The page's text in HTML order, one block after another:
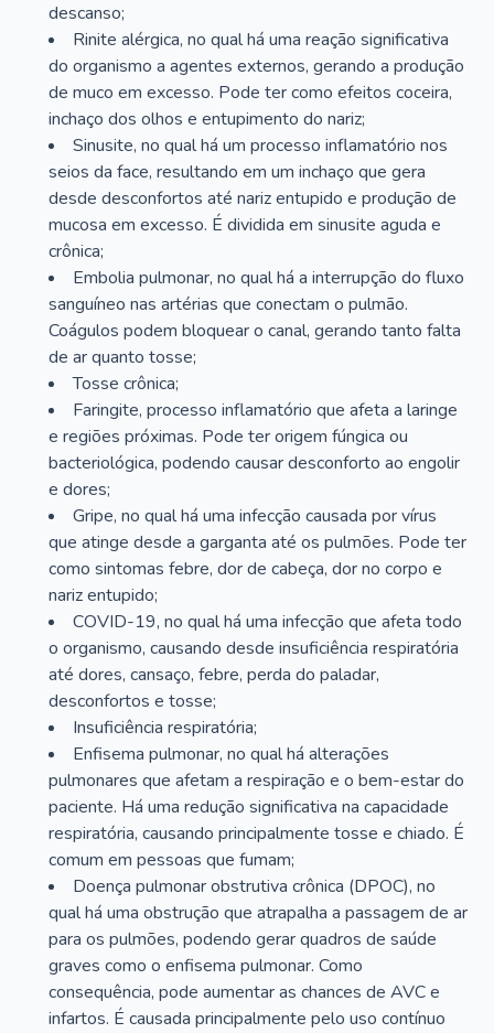
descanso;
Rinite alérgica, no qual há uma reação significativa
do organismo a agentes externos, gerando a produção
de muco em excesso. Pode ter como efeitos coceira,
inchaço dos olhos e entupimento do nariz;
Sinusite, no qual há um processo inflamatório nos
seios da face, resultando em um inchaço que gera
desde desconfortos até nariz entupido e produção de
mucosa em excesso. É dividida em sinusite aguda e
crônica;
Embolia pulmonar, no qual há a interrupção do fluxo
sanguíneo nas artérias que conectam o pulmão.
Coágulos podem bloquear o canal, gerando tanto falta
de ar quanto tosse;
Tosse crônica;
Faringite, processo inflamatório que afeta a laringe
e regiões próximas. Pode ter origem fúngica ou
bacteriológica, podendo causar desconforto ao engolir
e dores;
Gripe, no qual há uma infecção causada por vírus
que atinge desde a garganta até os pulmões. Pode ter
como sintomas febre, dor de cabeça, dor no corpo e
nariz entupido;
COVID-19, no qual há uma infecção que afeta todo
o organismo, causando desde insuficiência respiratória
até dores, cansaço, febre, perda do paladar,
desconfortos e tosse;
Insuficiência respiratória;
Enfisema pulmonar, no qual há alterações
pulmonares que afetam a respiração e o bem-estar do
paciente. Há uma redução significativa na capacidade
respiratória, causando principalmente tosse e chiado. É
comum em pessoas que fumam;
Doença pulmonar obstrutiva crônica (DPOC), no
qual há uma obstrução que atrapalha a passagem de ar
para os pulmões, podendo gerar quadros de saúde
graves como o enfisema pulmonar. Como
consequência, pode aumentar as chances de AVC e
infartos. É causada principalmente pelo uso contínuo